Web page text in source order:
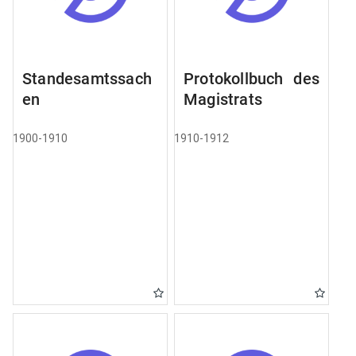
Standesamtssach
en
1900-1910
Protokollbuch des
Magistrats
1910-1912